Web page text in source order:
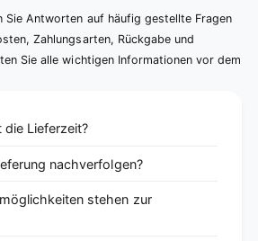
Sie Antworten auf häufig gestellte Fragen
Zahlungsarten, Rückgabe und
Sie alle wichtigen Informationen vor dem
die Lieferzeit?
nachverfolgen?
stehen zur